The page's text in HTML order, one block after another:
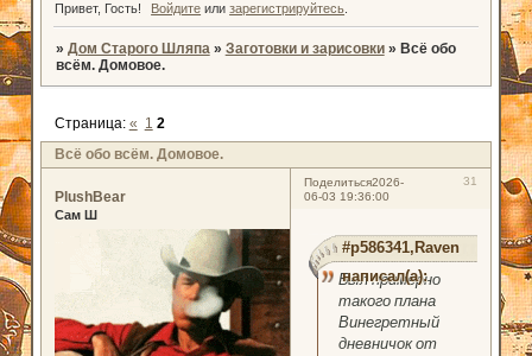
Привет, Гость! Войдите илизарегистрируйтесь
» Дом Старого Шляпа » Заготовки и зарисовки » Всë обо
всëм. Домовое.
Всë обо всëм. Домовое.
Страница: « 1 2
Поделиться 31
2026-
06-03 19:36:00
PlushBear
Сам Ш
#p586341,Raven
написал(а):
Был примерно
такого плана
Винегретный
дневничок от